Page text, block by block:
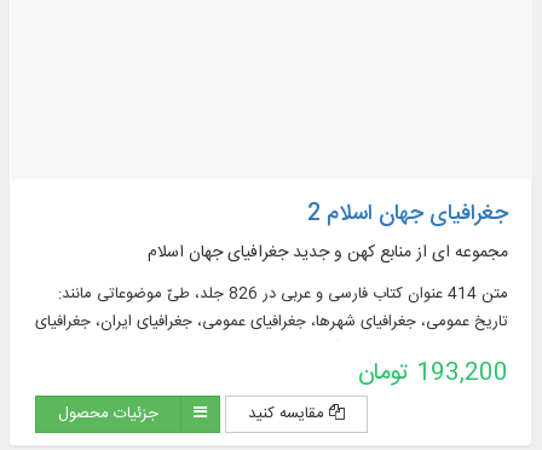
جغرافیای جهان اسلام 2
مجموعه ای از منابع کهن و جدید جغرافیای جهان اسلام
متن 414 عنوان کتاب فارسی و عربی در 826 جلد، طیّ موضوعاتی مانند:
تاریخ عمومی، جغرافیای شهرها، جغرافیای عمومی، جغرافیای ایران، جغرافیای
مزارات، مسالک، معجم جغرافیایی و ...
193,200 تومان
مقایسه کنید جزئیات محصول